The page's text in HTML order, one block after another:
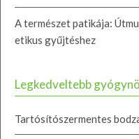
A természet patikája:
etikus gyűjtéshez
Legkedveltebb
Tartósítószermentes